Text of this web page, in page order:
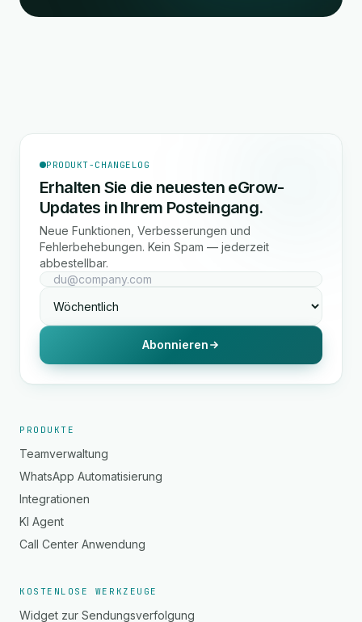
PRODUKT-CHANGELOG
Erhalten Sie die neuesten eGrow-
Updates in Ihrem Posteingang.
Neue Funktionen, Verbesserungen und
Fehlerbehebungen. Kein Spam — jederzeit
abbestellbar.
Abonnieren
PRODUKTE
Teamverwaltung
WhatsApp Automatisierung
Integrationen
KI Agent
Call Center Anwendung
KOSTENLOSE WERKZEUGE
Widget zur Sendungsverfolgung